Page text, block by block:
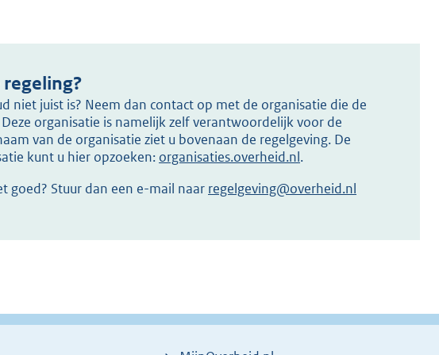
niet juist is? Neem dan contact op met de organisatie die de
organisatie is namelijk zelf verantwoordelijk voor de
van de organisatie ziet u bovenaan de regelgeving. De
kunt u hier opzoeken: organisaties.overheid.nl.
goed? Stuur dan een e-mail naar regelgeving@overheid.nl